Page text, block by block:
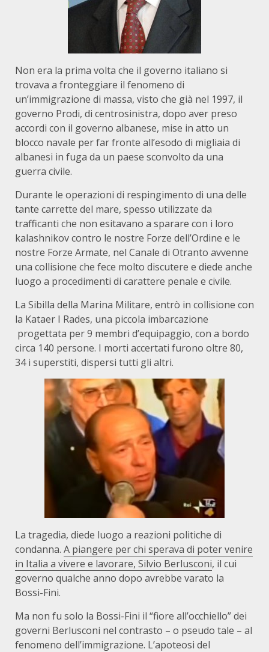
Non era la prima volta che il governo italiano si
trovava a fronteggiare il fenomeno di
un’immigrazione di massa, visto che già nel 1997, il
governo Prodi, di centrosinistra, dopo aver preso
accordi con il governo albanese, mise in atto un
blocco navale per far fronte all’esodo di migliaia di
albanesi in fuga da un paese sconvolto da una
guerra civile.
Durante le operazioni di respingimento di una delle
tante carrette del mare, spesso utilizzate da
trafficanti che non esitavano a sparare con i loro
kalashnikov contro le nostre Forze dell’Ordine e le
nostre Forze Armate, nel Canale di Otranto avvenne
una collisione che fece molto discutere e diede anche
luogo a procedimenti di carattere penale e civile.
La Sibilla della Marina Militare, entrò in collisione con
la Kataer I Rades, una piccola imbarcazione
progettata per 9 membri d’equipaggio, con a bordo
circa 140 persone. I morti accertati furono oltre 80,
34 i superstiti, dispersi tutti gli altri.
La tragedia, diede luogo a reazioni politiche di
condanna. A piangere per chi sperava di poter venire
in Italia a vivere e lavorare, Silvio Berlusconi, il cui
governo qualche anno dopo avrebbe varato la
Bossi-Fini.
Ma non fu solo la Bossi-Fini il “fiore all’occhiello” dei
governi Berlusconi nel contrasto – o pseudo tale – al
fenomeno dell’immigrazione. L’apoteosi del